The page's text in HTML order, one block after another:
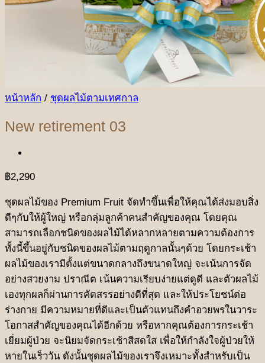
หน้าหลัก / ชุดผลไม้ตามเทศกาล
New retirement 03
฿2,290
ชุดผลไม้ของ Premium Fruit จัดทำขึ้นเพื่อให้คุณได้ส่งมอบสิ่ง
ดีๆกับให้ผู้ใหญ่ หรือกลุ่มลูกค้าคนสำคัญของคุณ โดยคุณ
สามารถเลือกชนิดของผลไม้ได้หลากหลายตามความต้องการ
ทั้งนี้ขึ้นอยู่กับชนิดของผลไม้ตามฤดูกาลนั้นๆด้วย โดยกระเช้า
ผลไม้ของเรามีตั้งแต่ขนาดกลางถึงขนาดใหญ่ จะเน้นการจัด
อย่างสวยงาม ปราณีต เน้นความเรียบง่ายแต่ดูดี และตัวผลไม้
เองทุกผลก็ผ่านการคัดสรรอย่างดีที่สุด และให้ประโยชน์ต่อ
ร่างกาย มีความหมายที่ดีและเป็นตัวแทนถึงคำอวยพรในวาระ
โอกาสสำคัญของคุณได้อีกด้วย หรือหากคุณต้องการกระเช้า
เยี่ยมผู้ป่วย จะนิยมจัดกระเช้าสีสดใส เพื่อให้กำลังใจผู้ป่วยให้
หายในเร็ววัน ดังนั้นชุดผลไม้ของเราจึงเหมาะทั้งสำหรับเป็น